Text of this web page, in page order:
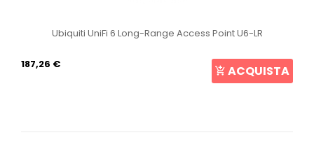
Ubiquiti UniFi 6 Long-Range Access Point U6-LR
187,26 € ACQUISTA